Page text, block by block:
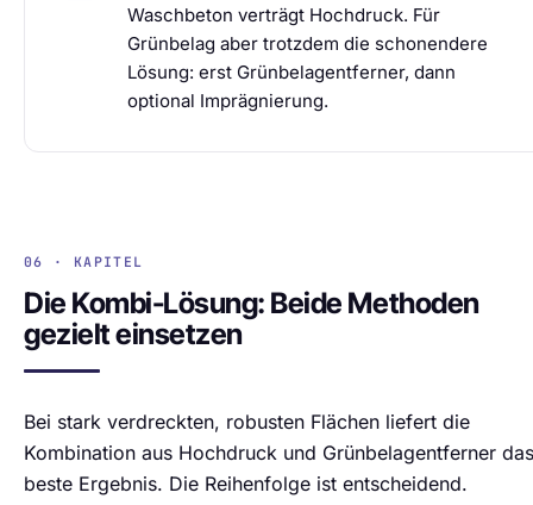
Waschbeton verträgt Hochdruck. Für
Grünbelag aber trotzdem die schonendere
Lösung: erst Grünbelagentferner, dann
optional Imprägnierung.
06 · KAPITEL
Die Kombi-Lösung: Beide Methoden
gezielt einsetzen
Bei stark verdreckten, robusten Flächen liefert die
Kombination aus Hochdruck und Grünbelagentferner das
beste Ergebnis. Die Reihenfolge ist entscheidend.